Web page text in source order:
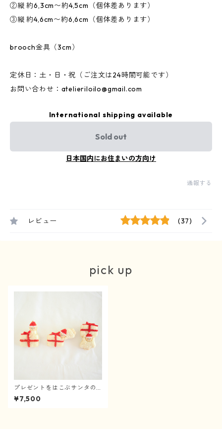
②縦 約6,3cm〜約4,5cm（個体差あります）
③縦 約4,6cm〜約6,6cm（個体差あります）
brooch金具（3cm）
定休日：土・日・祝（ご注文は24時間可能です）
お問い合わせ： atelieriloilo@gmail.com
International shipping available
Sold out
日本国内にお住まいの方向け
通報する
レビュー (37)
pick up
プレゼントをはこぶサンタの
ようせいちゃんbrooch
¥7,500